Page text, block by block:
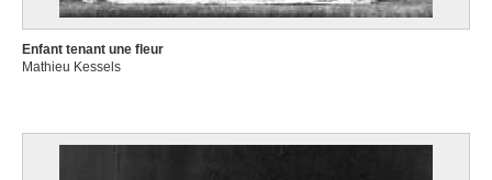
Enfant tenant une fleur
Mathieu Kessels